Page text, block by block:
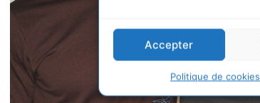
Accepter
Politique de cookies